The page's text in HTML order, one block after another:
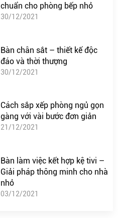
chuẩn cho phòng bếp nhỏ
30/12/2021
Bàn chân sắt – thiết kế độc
đáo và thời thượng
30/12/2021
Cách sắp xếp phòng ngủ gọn
gàng với vài bước đơn giản
21/12/2021
Bàn làm việc kết hợp kệ tivi –
Giải pháp thông minh cho nhà
nhỏ
03/12/2021